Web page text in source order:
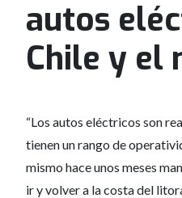
autos
Chile y el
“Los autos eléctricos son
tienen un rango de
mismo hace unos meses
ir y volver a la costa del